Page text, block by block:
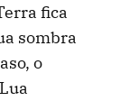
fica
sombra
o